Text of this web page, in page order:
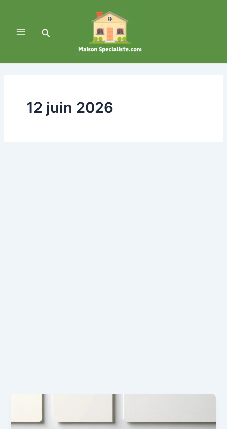
contenuMenuRechercher
12 juin 2026